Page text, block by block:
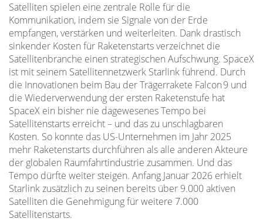
Satelliten spielen eine zentrale Rolle für die
Kommunikation, indem sie Signale von der Erde
empfangen, verstärken und weiterleiten. Dank drastisch
sinkender Kosten für Raketenstarts verzeichnet die
Satellitenbranche einen strategischen Aufschwung. SpaceX
ist mit seinem Satellitennetzwerk Starlink führend. Durch
die Innovationen beim Bau der Trägerrakete Falcon 9 und
die Wiederverwendung der ersten Raketenstufe hat
SpaceX ein bisher nie dagewesenes Tempo bei
Satellitenstarts erreicht – und das zu unschlagbaren
Kosten. So konnte das US-Unternehmen im Jahr 2025
mehr Raketenstarts durchführen als alle anderen Akteure
der globalen Raumfahrtindustrie zusammen. Und das
Tempo dürfte weiter steigen. Anfang Januar 2026 erhielt
Starlink zusätzlich zu seinen bereits über 9.000 aktiven
Satelliten die Genehmigung für weitere 7.000
Satellitenstarts.